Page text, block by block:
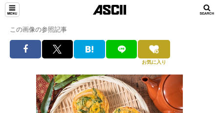
この画像の参照記事
お気に入り